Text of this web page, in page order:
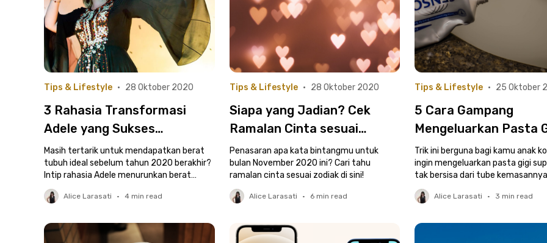
Tips & Lifestyle • 28 Oktober 2020
3 Rahasia Transformasi
Adele yang Sukses
Menurunkan Berat Badan
hingga 50 Kilogram!
Masih tertarik untuk mendapatkan berat
tubuh ideal sebelum tahun 2020 berakhir?
Intip rahasia Adele menurunkan berat
badan ini, yuk!
Alice Larasati • 4 min read
Tips & Lifestyle • 28 Oktober 2020
Siapa yang Jadian? Cek
Ramalan Cinta sesuai
Zodiak November 2020
Penasaran apa kata bintangmu untuk
bulan November 2020 ini? Cari tahu
ramalan cinta sesuai zodiak di sini!
Alice Larasati • 6min read
Tips & Lifestyle • 25 Oktober
5 Cara Gampang
Mengeluarkan Pasta
hingga Tak Bersisa
Trik ini berguna bagi kamu anak
ingin mengeluarkan pasta gigi
tak bersisa dari tube
Alice Larasati • 3 min read